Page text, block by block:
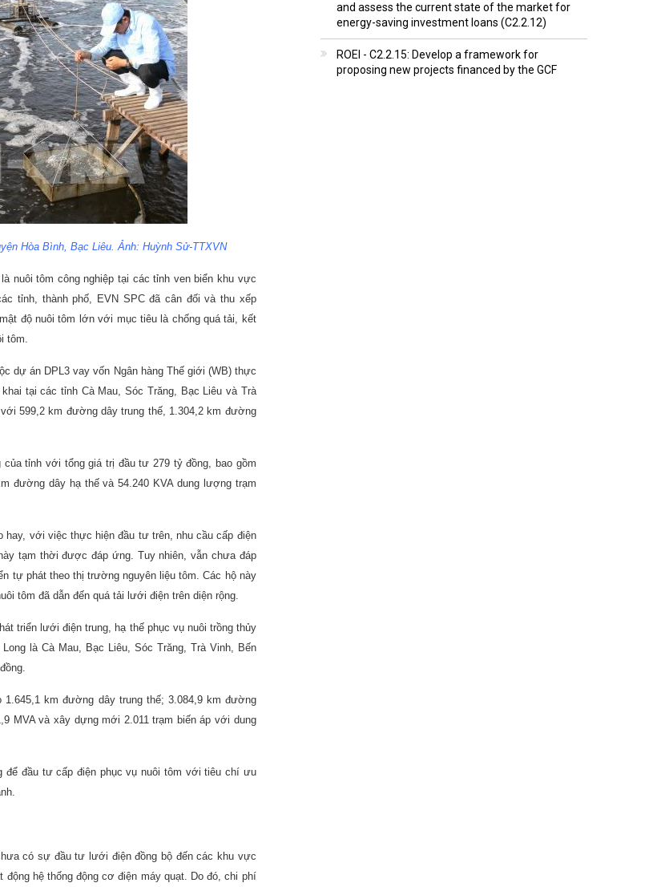
Hòa Bình, Bạc Liêu. Ảnh: Huỳnh Sử-TTXVN
nuôi tôm công nghiệp tại các tỉnh ven biển khu vực
tỉnh, thành phố, EVN SPC đã cân đối và thu xếp
độ nuôi tôm lớn với mục tiêu là chống quá tải, kết
tôm.
dự án DPL3 vay vốn Ngân hàng Thế giới (WB) thực
tại các tỉnh Cà Mau, Sóc Trăng, Bạc Liêu và Trà
599,2 km đường dây trung thế, 1.304,2 km đường
tỉnh với tổng giá trị đầu tư 279 tỷ đồng, bao gồm
đường dây hạ thế và 54.240 KVA dung lượng trạm
với việc thực hiện đầu tư trên, nhu cầu cấp điện
tạm thời được đáp ứng. Tuy nhiên, vẫn chưa đáp
tự phát theo thị trường nguyên liệu tôm. Các hộ này
tôm đã dẫn đến quá tải lưới điện trên diện rộng.
triển lưới điện trung, hạ thế phục vụ nuôi trồng thủy
là Cà Mau, Bạc Liêu, Sóc Trăng, Trà Vinh, Bến
km đường dây trung thế; 3.084,9 km đường
MVA và xây dựng mới 2.011 trạm biến áp với dung
để đầu tư cấp điện phục vụ nuôi tôm với tiêu chí ưu
có sự đầu tư lưới điện đồng bộ đến các khu vực
hệ thống động cơ điện máy quạt. Do đó, chi phí
and assess the current state of the market for
energy-saving investment loans (C2.2.12)
ROEI - C2.2.15: Develop a framework for
proposing new projects financed by the GCF